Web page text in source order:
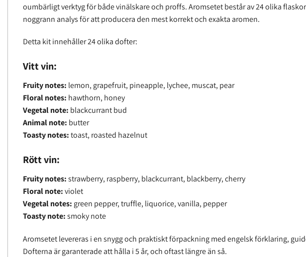
oumbärligt verktyg för både vinälskare och proffs. Aromsetet består av 24 olika
noggrann analys för att producera den mest korrekt och exakta aromen.
Detta kit innehåller 24 olika dofter:
Vitt vin:
Fruity notes: lemon, grapefruit, pineapple, lychee, muscat, pear
Floral notes: hawthorn, honey
Vegetal note: blackcurrant bud
Animal note: butter
Toasty notes:toast, roasted hazelnut
Rött vin:
Fruity notes:strawberry, raspberry, blackcurrant, blackberry, cherry
Floral note:violet
Vegetal notes: green pepper, truffle, liquorice, vanilla, pepper
Toasty note:smoky note
Aromsetet levereras i en snygg och praktiskt förpackning med engelsk förklaring,
Dofterna är garanterade att hålla i 5 år, och oftast längre än så.